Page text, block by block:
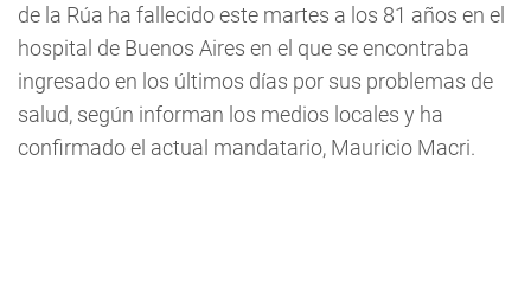
de la Rúa ha fallecido este martes a los 81 años en el
hospital de Buenos Aires en el que se encontraba
ingresado en los últimos días por sus problemas de
salud, según informan los medios locales y ha
confirmado el actual mandatario, Mauricio Macri.